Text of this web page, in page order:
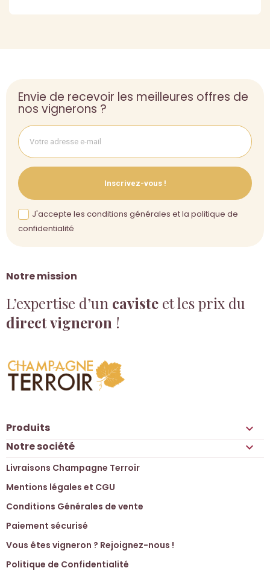
Notre mission
L’expertise d’un caviste et les prix du
direct vigneron !
Envie de recevoir les meilleures offres de
nos vignerons ?
Inscrivez-vous !
J'accepte les conditions générales et la politique de
confidentialité
Produits 
Notre société 
Livraisons Champagne Terroir
Mentions légales et CGU
Conditions Générales de vente
Paiement sécurisé
Vous êtes vigneron ? Rejoignez-nous !
Politique de Confidentialité